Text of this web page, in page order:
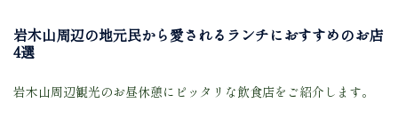
岩木山周辺の地元民から愛されるランチにおすすめのお店
4選
岩木山周辺観光のお昼休憩にピッタリな飲食店をご紹介します。